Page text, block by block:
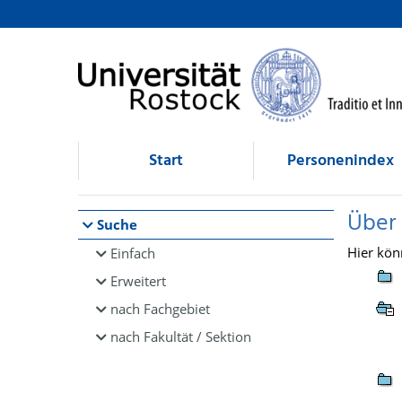
Browsen
direkt zum Inhalt
Start Personenindex
Suche
Einfach
Erweitert
nach Fachgebiet
nach Fakultät / Sektion
Hier